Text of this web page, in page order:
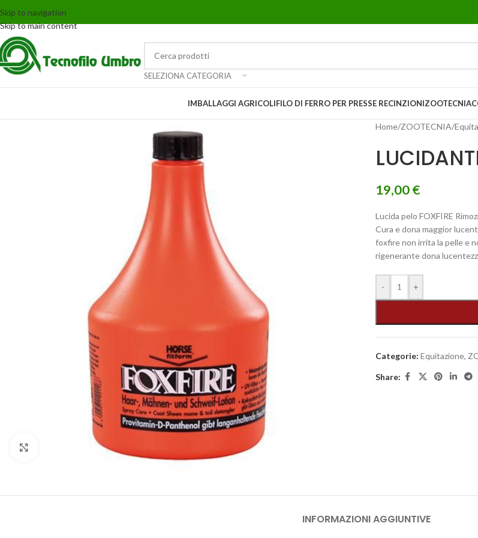
Skip to navigation
Skip to main content
SELEZIONA CATEGORIA
IMBALLAGGI AGRICOLIFILO DI FERRO PER PRESSE RECINZIONIZOOTECNIA
Clicca per ingrandire
Home/ZOOTECNIA/
19,00€
Lucida pelo FOXFIRE
Cura e dona maggior
foxfire non irrita la pelle e
rigenerante dona
- +
Categorie: Equitazione,
Share:
INFORMAZIONI AGGIUNTIVE